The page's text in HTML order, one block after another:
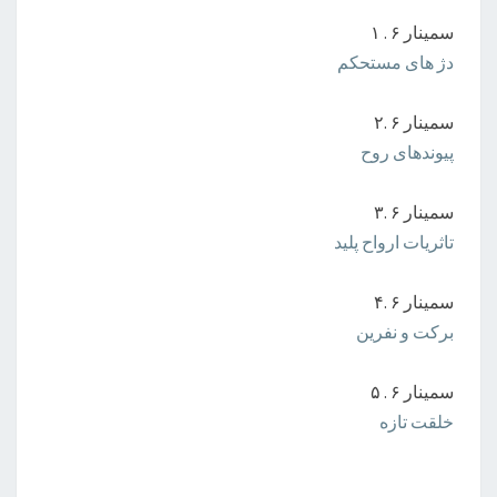
سمینار ۶ . ۱
دژ های مستحکم
سمینار ۶ .۲
پیوندهای روح
سمینار ۶ .۳
تاثریات ارواح پلید
سمینار ۶ .۴
برکت و نفرین
سمینار ۶ . ۵
خلقت تازه